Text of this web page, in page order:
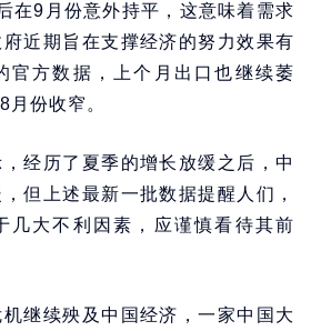
在9月份意外持平，这意味着需求
近期旨在支撑经济的努力效果有
官方数据，上个月出口也继续萎
份收窄。
经历了夏季的增长放缓之后，中
但上述最新一批数据提醒人们，
几大不利因素，应谨慎看待其前
继续殃及中国经济，一家中国大